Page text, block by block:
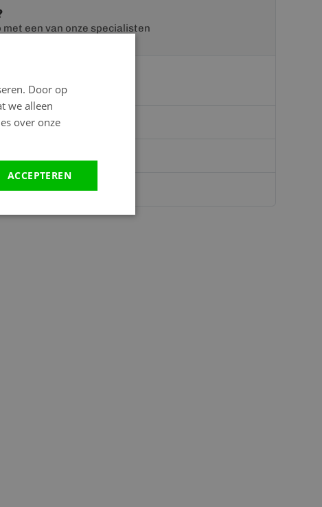
met een van onze specialisten
Whatsapp
Door op
we alleen
over onze
ACCEPTEREN